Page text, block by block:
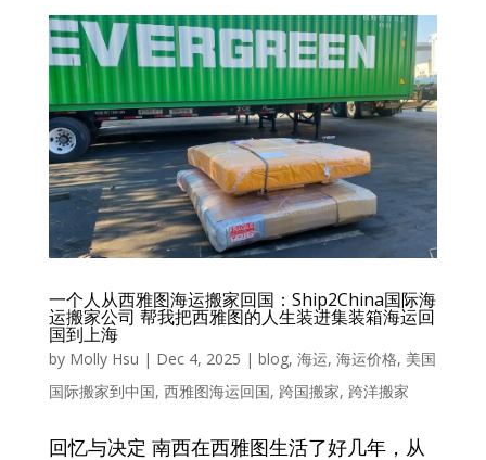
一个人从西雅图海运搬家回国：Ship2China国际海
运搬家公司 帮我把西雅图的人生装进集装箱海运回
国到上海
by Molly Hsu | Dec 4, 2025 | blog, 海运, 海运价格, 美国
国际搬家到中国, 西雅图海运回国, 跨国搬家, 跨洋搬家
回忆与决定 南西在西雅图生活了好几年，从